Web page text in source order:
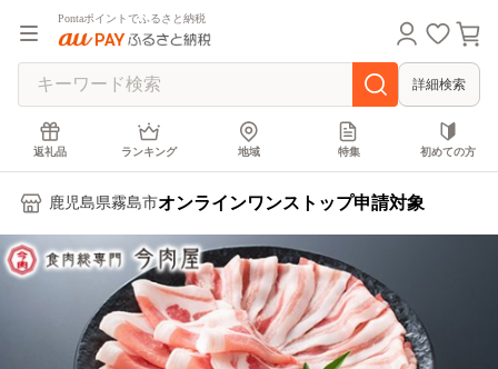
Pontaポイントでふるさと納税
詳細検索
返礼品 ランキング 地域 特集 初めての方
鹿児島県霧島市オンラインワンストップ申請対象